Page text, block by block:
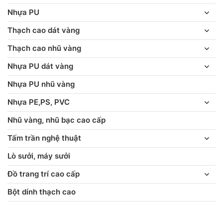
Nhựa PU
Thạch cao dát vàng
Thạch cao nhũ vàng
Nhựa PU dát vàng
Nhựa PU nhũ vàng
Nhựa PE,PS, PVC
Nhũ vàng, nhũ bạc cao cấp
Tấm trần nghệ thuật
Lò sưởi, máy sưởi
Đồ trang trí cao cấp
Bột dính thạch cao